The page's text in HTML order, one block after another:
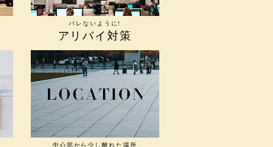
バレないように!
アリバイ対策
中心部から少し離れた場所